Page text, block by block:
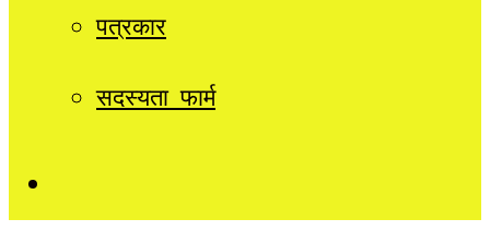
पत्रकार
सदस्यता फार्म